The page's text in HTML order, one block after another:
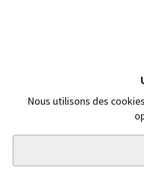
Nous utilisons des